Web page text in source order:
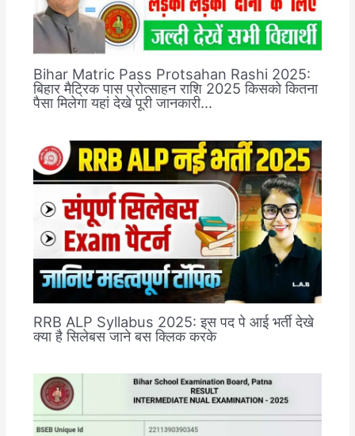
Bihar Matric Pass Protsahan Rashi 2025:
बिहार मैट्रिक पास प्रोत्साहन राशि 2025 किसको कितना
पैसा मिलेगा यहां देखे पूरी जानकारी…
RRB ALP Syllabus 2025: इस पद पे आई भर्ती देखे
क्या है सिलेबस जाने बस क्लिक करके